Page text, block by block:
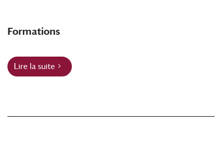
Formations
Lire la suite